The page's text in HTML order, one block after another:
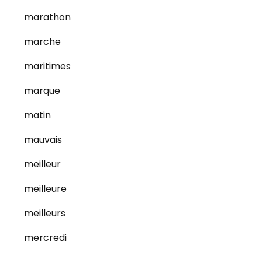
marathon
marche
maritimes
marque
matin
mauvais
meilleur
meilleure
meilleurs
mercredi